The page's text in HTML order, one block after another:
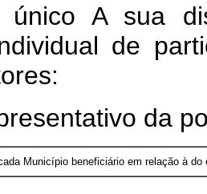
único A sua
de
da
Município beneficiário em relação à do